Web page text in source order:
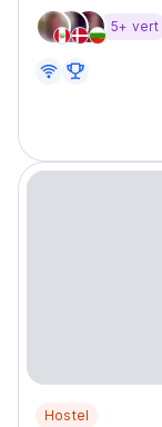
Hostel' og
5+ vert
Hostel